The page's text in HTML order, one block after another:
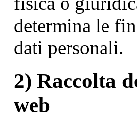
determina le
dati personali.
2) Raccolta
web